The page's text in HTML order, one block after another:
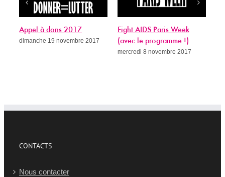
2017
Fight AIDS Paris Week
(avec le programme !)
mercredi 8 novembre 2017
Sida, c’est quand
guérit ?
mercredi 8 novembre 2017
CONTACTS
Nous contacter